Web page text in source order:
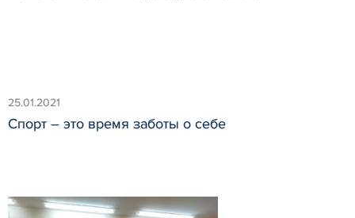
25.01.2021
Спорт – это время заботы о себе